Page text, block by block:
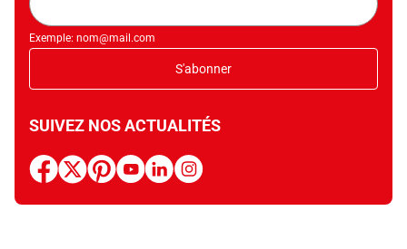
mail
Exemple: nom@mail.com
S'abonner
SUIVEZ NOS ACTUALITÉS
facebook
x pinterestyoutubelinkedininstagram